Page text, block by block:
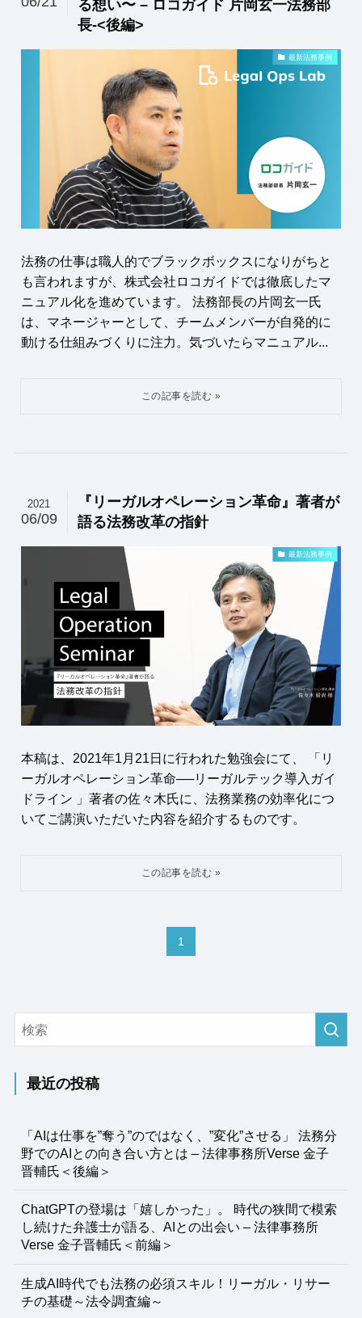
る想い〜 – ロコガイド 片岡玄一法務部
長-<後編>
最新法務事例
法務の仕事は職人的でブラックボックスになりがちと
も言われますが、株式会社ロコガイドでは徹底したマ
ニュアル化を進めています。 法務部長の片岡玄一氏
は、マネージャーとして、チームメンバーが自発的に
動ける仕組みづくりに注力。気づいたらマニュアル...
『リーガルオペレーション革命』著者が
語る法務改革の指針
2021
06/09
最新法務事例
本稿は、2021年1月21日に行われた勉強会にて、 「リ
ーガルオペレーション革命──リーガルテック導入ガイ
ドライン 」著者の佐々木氏に、法務業務の効率化につ
いてご講演いただいた内容を紹介するものです。
1
最近の投稿
「AIは仕事を”奪う”のではなく、”変化”させる」 法務分
野でのAIとの向き合い方とは – 法律事務所Verse 金子
晋輔氏＜後編＞
ChatGPTの登場は「嬉しかった」。 時代の狭間で模索
し続けた弁護士が語る、AIとの出会い – 法律事務所
Verse 金子晋輔氏＜前編＞
生成AI時代でも法務の必須スキル！リーガル・リサー
チの基礎～法令調査編～